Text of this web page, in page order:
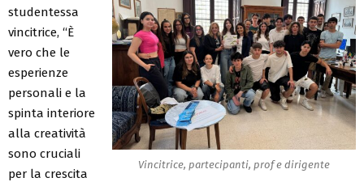
Vincitrice, partecipanti, prof e dirigente
studentessa
vincitrice, “È
vero che le
esperienze
personali e la
spinta interiore
alla creatività
sono cruciali
per la crescita